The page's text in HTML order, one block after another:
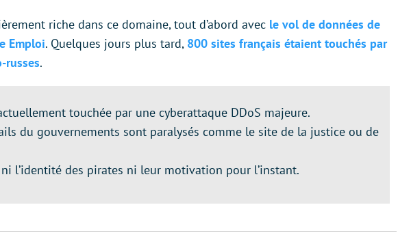
riche dans ce domaine, tout d’abord avec le vol de données de
Emploi. Quelques jours plus tard, 800 sites français étaient touchés par
russes.
touchée par une cyberattaque DDoS majeure.
du gouvernements sont paralysés comme le site de la justice ou de
l’identité des pirates ni leur motivation pour l’instant.